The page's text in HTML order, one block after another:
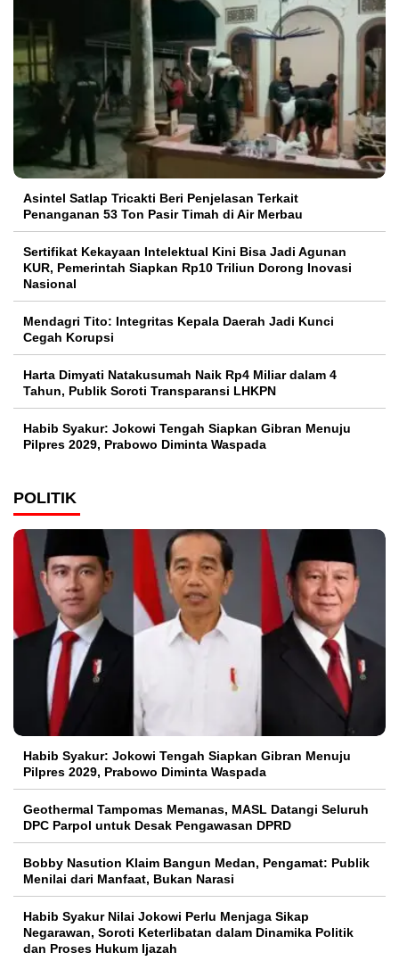
Asintel Satlap Tricakti Beri Penjelasan Terkait
Penanganan 53 Ton Pasir Timah di Air Merbau
Sertifikat Kekayaan Intelektual Kini Bisa Jadi Agunan
KUR, Pemerintah Siapkan Rp10 Triliun Dorong Inovasi
Nasional
Mendagri Tito: Integritas Kepala Daerah Jadi Kunci
Cegah Korupsi
Harta Dimyati Natakusumah Naik Rp4 Miliar dalam 4
Tahun, Publik Soroti Transparansi LHKPN
Habib Syakur: Jokowi Tengah Siapkan Gibran Menuju
Pilpres 2029, Prabowo Diminta Waspada
POLITIK
Habib Syakur: Jokowi Tengah Siapkan Gibran Menuju
Pilpres 2029, Prabowo Diminta Waspada
Geothermal Tampomas Memanas, MASL Datangi Seluruh
DPC Parpol untuk Desak Pengawasan DPRD
Bobby Nasution Klaim Bangun Medan, Pengamat: Publik
Menilai dari Manfaat, Bukan Narasi
Habib Syakur Nilai Jokowi Perlu Menjaga Sikap
Negarawan, Soroti Keterlibatan dalam Dinamika Politik
dan Proses Hukum Ijazah